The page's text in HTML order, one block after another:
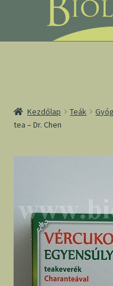
navigációhoz
tartalomba
Kezdőlap Teák
tea – Dr. Chen